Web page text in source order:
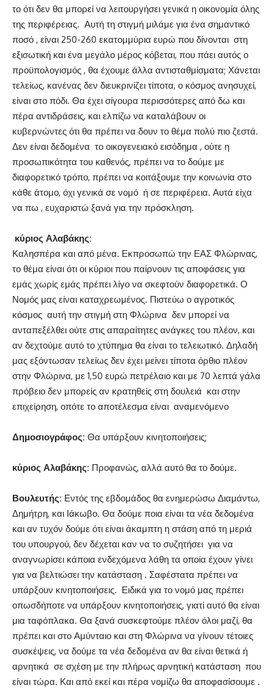
το ότι δεν θα μπορεί να λειτουργήσει γενικά η οικονομία όλης
της περιφέρειας. Αυτή τη στιγμή μιλάμε για ένα σημαντικό
ποσό , είναι 250-260 εκατομμύρια ευρώ που δίνονται στη
εξισωτική και ένα μεγάλο μέρος κόβεται, που πάει αυτός ο
προϋπολογισμός , θα έχουμε άλλα αντισταθμίσματα; Χάνεται
τελείως, κανένας δεν διευκρινίζει τίποτα, ο κόσμος ανησυχεί,
είναι στο πόδι. Θα έχει σίγουρα περισσότερες από δω και
πέρα αντιδράσεις, και ελπίζω να καταλάβουν οι
κυβερνώντες ότι θα πρέπει να δουν το θέμα πολύ πιο ζεστά.
Δεν είναι δεδομένα το οικογενειακό εισόδημα , ούτε η
προσωπικότητα του καθενός, πρέπει να το δούμε με
διαφορετικό τρόπο, πρέπει να κοιτάξουμε την κοινωνία στο
κάθε άτομο, όχι γενικά σε νομό ή σε περιφέρεια. Αυτά είχα
να πω , ευχαριστώ ξανά για την πρόσκληση.
κύριος Αλαβάκης:
Καλησπέρα και από μένα. Εκπροσωπώ την ΕΑΣ Φλώρινας,
το θέμα είναι ότι οι κύριοι που παίρνουν τις αποφάσεις για
εμάς χωρίς εμάς πρέπει λίγο να σκεφτούν διαφορετικά. Ο
Νομός μας είναι καταχρεωμένος. Πιστεύω ο αγροτικός
κόσμος αυτή την στιγμή στη Φλώρινα δεν μπορεί να
ανταπεξέλθει ούτε στις απαραίτητες ανάγκες του πλέον, και
αν δεχτούμε αυτό το χτύπημα θα είναι το τελειωτικό. Δηλαδή
μας εξόντωσαν τελείως δεν έχει μείνει τίποτα όρθιο πλέον
στην Φλώρινα, με 1,50 ευρώ πετρέλαιο και με 70 λεπτά γάλα
πρόβειο δεν μπορείς αν κρατηθείς στη δουλειά και στην
επιχείρηση, οπότε το αποτέλεσμα είναι αναμενόμενο
Δημοσιογράφος: Θα υπάρξουν κινητοποιήσεις;
κύριος Αλαβάκης: Προφανώς, αλλά αυτό θα το δούμε.
Βουλευτής: Εντός της εβδομάδος θα ενημερώσω Διαμάντω,
Δημήτρη, και Ιάκωβο. Θα δούμε ποια είναι τα νέα δεδομένα
και αν τυχόν δούμε ότι είναι άκαμπτη η στάση από τη μεριά
του υπουργού, δεν δέχεται καν να το συζητήσει για να
αναγνωρίσει κάποια ενδεχόμενα λάθη τα οποία έχουν γίνει
για να βελτιώσει την κατάσταση . Σαφέστατα πρέπει να
υπάρξουν κινητοποιήσεις. Ειδικά για το νομό μας πρέπει
οπωσδήποτε να υπάρξουν κινητοποιήσεις, γιατί αυτό θα είναι
μια ταφόπλακα. Θα ξανά συσκεφτούμε πλέον όλοι μαζί, θα
πρέπει και στο Αμύνταιο και στη Φλώρινα να γίνουν τέτοιες
συσκέψεις, να δούμε τα νέα δεδομένα αν θα είναι θετικά ή
αρνητικά σε σχέση με την πλήρως αρνητική κατάσταση που
είναι τώρα. Και από εκεί και πέρα νομίζω θα αποφασίσουμε .